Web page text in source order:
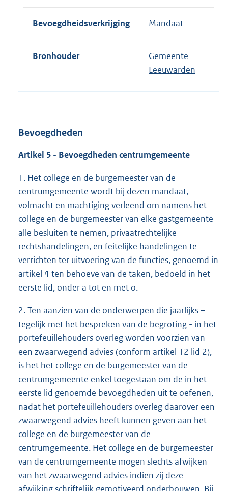
Bevoegdheidsverkrijging Mandaat
Bronhouder
Gemeente
Leeuwarden
Bevoegdheden
Artikel 5 - Bevoegdheden centrumgemeente
1. Het college en de burgemeester van de
centrumgemeente wordt bij dezen mandaat,
volmacht en machtiging verleend om namens het
college en de burgemeester van elke gastgemeente
alle besluiten te nemen, privaatrechtelijke
rechtshandelingen, en feitelijke handelingen te
verrichten ter uitvoering van de functies, genoemd in
artikel 4 ten behoeve van de taken, bedoeld in het
eerste lid, onder a tot en met o.
2. Ten aanzien van de onderwerpen die jaarlijks –
tegelijk met het bespreken van de begroting - in het
portefeuillehouders overleg worden voorzien van
een zwaarwegend advies (conform artikel 12 lid 2),
is het het college en de burgemeester van de
centrumgemeente enkel toegestaan om de in het
eerste lid genoemde bevoegdheden uit te oefenen,
nadat het portefeuillehouders overleg daarover een
zwaarwegend advies heeft kunnen geven aan het
college en de burgemeester van de
centrumgemeente. Het college en de burgemeester
van de centrumgemeente mogen slechts afwijken
van het zwaarwegend advies indien zij deze